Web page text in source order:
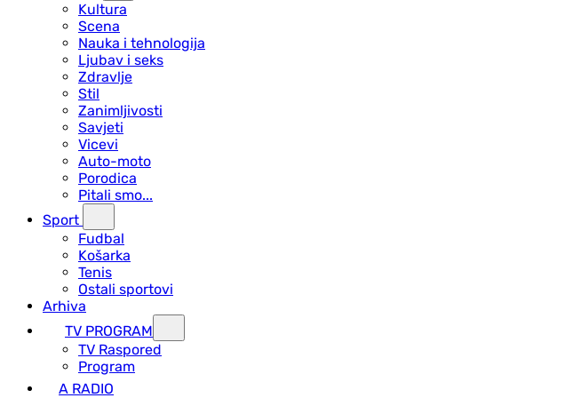
Kultura
Scena
Nauka i tehnologija
Ljubav i seks
Zdravlje
Stil
Zanimljivosti
Savjeti
Vicevi
Auto-moto
Porodica
Pitali smo...
Sport
Fudbal
Košarka
Tenis
Ostali sportovi
Arhiva
TV PROGRAM
ТV Raspored
Program
A RADIO